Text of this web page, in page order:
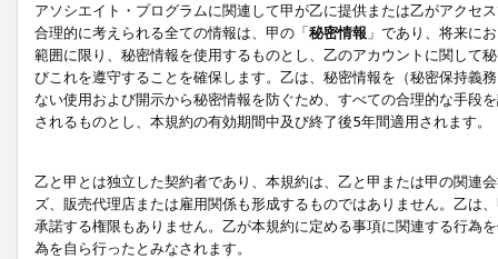
アソシエイト・プログラムに関連して甲が乙に提供または乙がアクセ
合理的に考えられる全ての情報は、甲の「秘密情報 」であり、将来に
範囲に限り、秘密情報を使用するものとし、乙のアカウントに関して
びこれを遵守することを確保します。乙は、秘密情報を（秘密保持義
ない使用および開示から秘密情報を防ぐため、すべての合理的な手段
されるものとし、本規約の有効期間中及び終了後5年間適用されます。
乙と甲とは独立した契約者であり、本規約は、乙と甲または甲の関連
ズ、販売代理店または雇用関係も形成するものではありません。乙は
承諾する権限もありません。乙が本規約に定める事項に関連する行為
為を自ら行ったとみなされます。